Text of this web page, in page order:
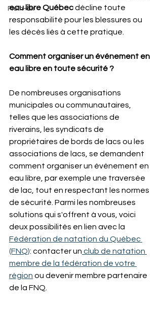
Plein-air
eau libre Québec décline toute
responsabilité pour les blessures ou
les décès liés à cette pratique.
Comment organiser un événement en
eau libre en toute sécurité ?
De nombreuses organisations
municipales ou communautaires,
telles que les associations de
riverains, les syndicats de
propriétaires de bords de lacs ou les
associations de lacs, se demandent
comment organiser un événement en
eau libre, par exemple une traversée
de lac, tout en respectant les normes
de sécurité. Parmi les nombreuses
solutions qui s'offrent à vous, voici
deux possibilités en lien avec la
Fédération de natation du Québec
(FNQ): contacter un club de natation
membre de la fédération de votre
région ou devenir membre partenaire
de la FNQ.